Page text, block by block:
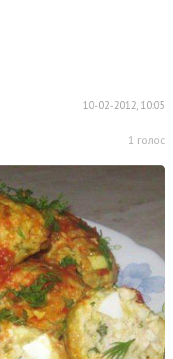
10-02-2012, 10:05
1 голос